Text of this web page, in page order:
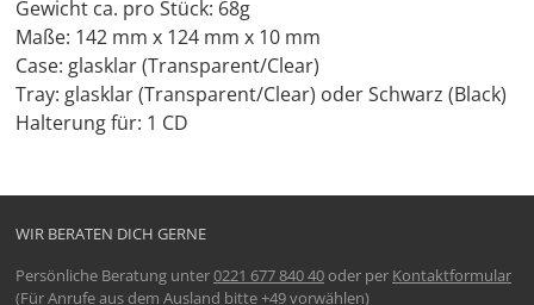
Gewicht ca. pro Stück: 68g
Maße: 142 mm x 124 mm x 10 mm
Case: glasklar (Transparent/Clear)
Tray: glasklar (Transparent/Clear) oder Schwarz (Black)
Halterung für: 1 CD
WIR BERATEN DICH GERNE
Persönliche Beratung unter0221 677 840 40oder per Kontaktformular
(Für Anrufe aus dem Ausland bitte +49 vorwählen)